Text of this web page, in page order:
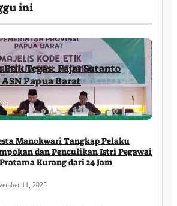
ini
Etik Tegas: Fajar Sutanto
Papua Barat
Manokwari Tangkap Pelaku
dan Penculikan Istri Pegawai
Kurang dari 24 Jam
11, 2025